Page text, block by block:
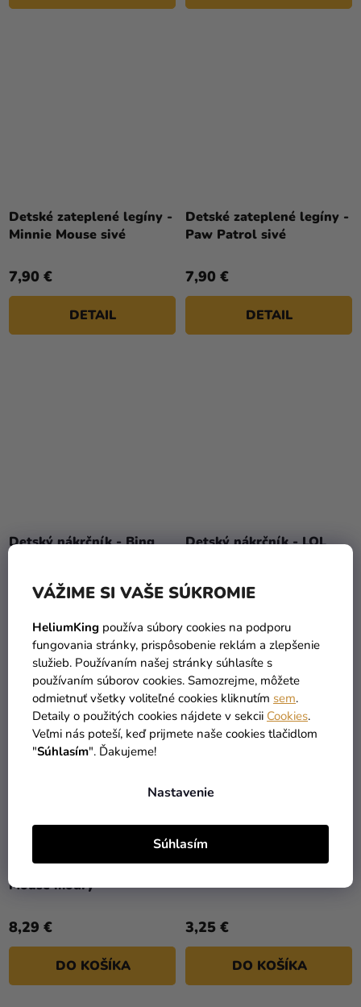
VÁŽIME SI VAŠE SÚKROMIE
HeliumKing používa súbory cookies na podporu
fungovania stránky, prispôsobenie reklám a zlepšenie
služieb. Používaním našej stránky súhlasíte s
používaním súborov cookies. Samozrejme, môžete
odmietnuť všetky voliteľné cookies kliknutím sem.
Detaily o použitých cookies nájdete v sekcii Cookies.
Veľmi nás poteší, keď prijmete naše cookies tlačidlom
"Súhlasím". Ďakujeme!
Nastavenie
Súhlasím
Detské zateplené legíny -
Minnie Mouse sivé
7,90 €
DETAIL
Detské zateplené legíny -
Paw Patrol sivé
7,90 €
DETAIL
Detský nákrčník - Bing
3,29 €
DO KOŠÍKA
Detský nákrčník - LOL
1,89 €
DO KOŠÍKA
Detský nákrčník - Mickey
Mouse modrý
8,29 €
DO KOŠÍKA
Detský nákrčník - Mimoni
3,25 €
DO KOŠÍKA